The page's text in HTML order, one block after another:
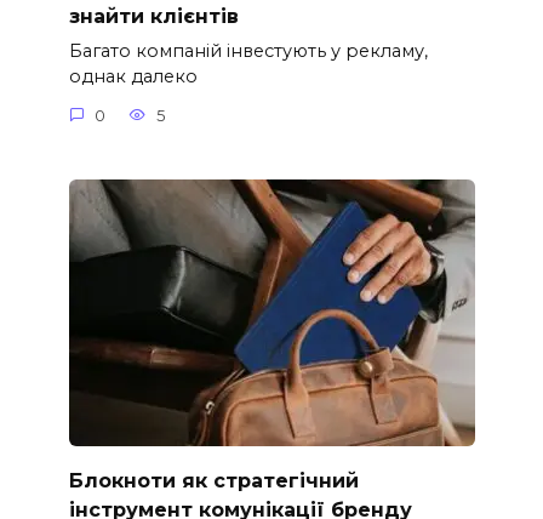
знайти клієнтів
Багато компаній інвестують у рекламу,
однак далеко
0 5
Блокноти як стратегічний
інструмент комунікації бренду